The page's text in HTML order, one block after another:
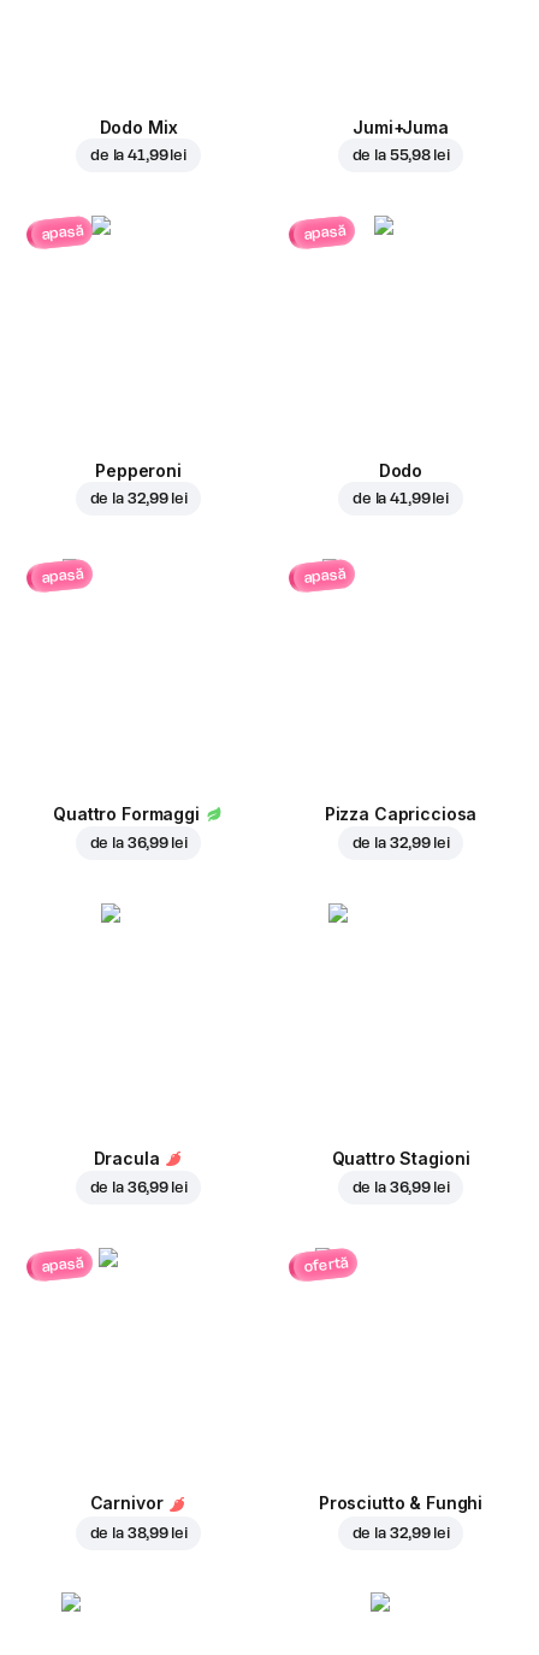
Dodo Mix
de la41,99 lei
Jumi+Juma
de la 55,98 lei
apasă
Pepperoni
de la 32,99 lei
apasă
Dodo
de la41,99 lei
apasă
Quattro Formaggi
de la 36,99 lei
apasă
Pizza Capricciosa
de la 32,99 lei
Dracula
de la 36,99 lei
Quattro Stagioni
de la 36,99 lei
apasă
Carnivor
de la 38,99 lei
ofertă
Prosciutto & Funghi
de la 32,99 lei